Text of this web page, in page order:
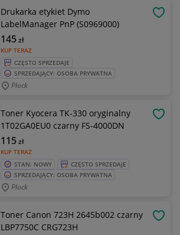
Drukarka etykiet Dymo
LabelManager PnP (S0969000)
KUP TERAZ
145zł
CZĘSTO SPRZEDAJE
SPRZEDAJĄCY: OSOBA PRYWATNA
Płock
Toner Kyocera TK-330 oryginalny
1T02GA0EU0 czarny FS-4000DN
KUP TERAZ
115zł
STAN: NOWY
CZĘSTO SPRZEDAJE
SPRZEDAJĄCY: OSOBA PRYWATNA
Płock
Toner Canon 723H 2645b002 czarny
LBP7750C CRG723H